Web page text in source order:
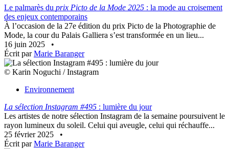
Le palmarès du prix Picto de la Mode 2025 : la mode au croisement
des enjeux contemporains
À l’occasion de la 27e édition du prix Picto de la Photographie de
Mode, la cour du Palais Galliera s’est transformée en un lieu...
16 juin 2025
•
Écrit parMarie Baranger
© Karin Noguchi / Instagram
Environnement
La sélection Instagram #495 : lumière du jour
Les artistes de notre sélection Instagram de la semaine poursuivent le
rayon lumineux du soleil. Celui qui aveugle, celui qui réchauffe...
25 février 2025
•
Écrit parMarie Baranger